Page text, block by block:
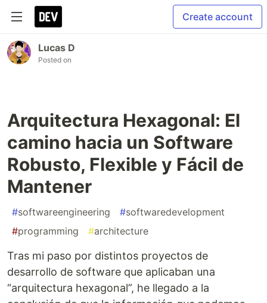
Create account
Lucas D
Posted on
Arquitectura Hexagonal: El
camino hacia un Software
Robusto, Flexible y Fácil de
Mantener
#softwareengineering #softwaredevelopment
#programming #architecture
Tras mi paso por distintos proyectos de
desarrollo de software que aplicaban una
“arquitectura hexagonal”, he llegado a la